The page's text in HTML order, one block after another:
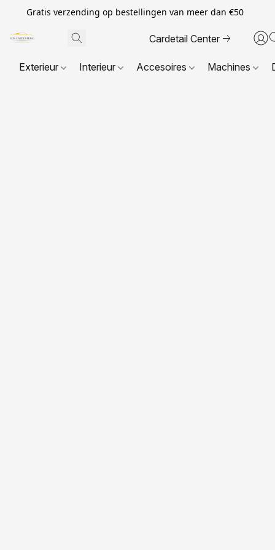
Gratis verzending op bestellingen van meer dan €50
Cardetail Center
Exterieur Interieur Accesoires Machines